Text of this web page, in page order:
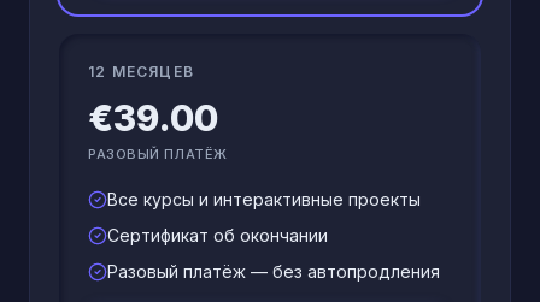
12 МЕСЯЦЕВ
€39.00
РАЗОВЫЙ ПЛАТЁЖ
Все курсы и интерактивные проекты
Сертификат об окончании
Разовый платёж — без автопродления